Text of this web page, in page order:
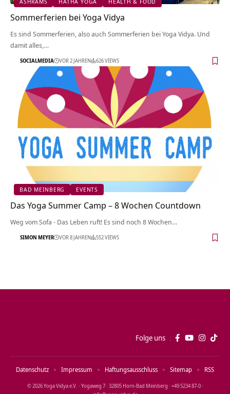
Sommerferien bei Yoga Vidya
Es sind Sommerferien, also auch Sommerferien bei Yoga Vidya. Und
damit alles,…
SOCIALMEDIA VOR 2 JAHREN 626 VIEWS
BAD MEINBERG EVENTS
Das Yoga Summer Camp – 8 Wochen Countdown
Weg vom Sofa - Das Leben ruft! Es sind noch 8 Wochen…
SIMON MEYER VOR 8 JAHREN 552 VIEWS
Folge uns
© 2026 Yoga Vidya e.V. · Yogaweg 7 · 32805 Horn‑Bad Meinberg · +49 5234 87‑0 ·
Datenschutz Impressum Haftungsausschluss Sitemap RSS